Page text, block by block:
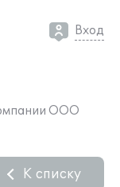
Вход
ООО
К списку